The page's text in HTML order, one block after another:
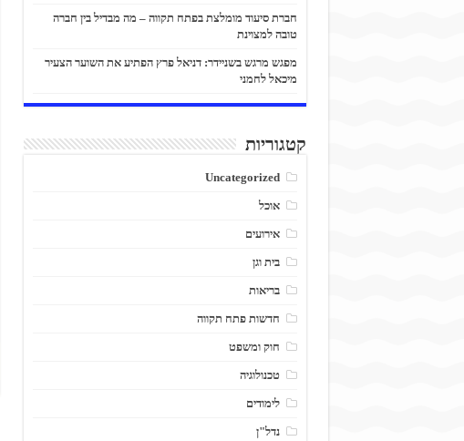
חברת סיעוד מומלצת בפתח תקווה – מה מבדיל בין חברה
טובה למצוינת
מפגש מרגש בשניידר: דניאל פרץ הפתיע את השוער הצעיר
מיכאל לחמני
קטגוריות
Uncategorized
אוכל
אירועים
בית וגן
בריאות
חדשות פתח תקווה
חוק ומשפט
טכנולוגיה
לימודים
נדל"ן